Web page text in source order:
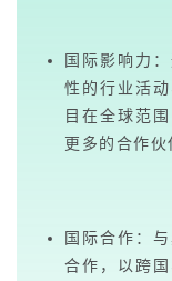
国际影响力
性的行业活
目在全球范
更多的合作伙
国际合作：
合作，以跨